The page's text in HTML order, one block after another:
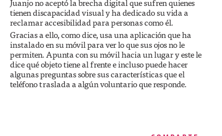
Juanjo no aceptó la brecha digital que sufren quienes
tienen discapacidad visual y ha dedicado su vida a
reclamar accesibilidad para personas como él.
Gracias a ello, como dice, usa una aplicación que ha
instalado en su móvil para ver lo que sus ojos no le
permiten. Apunta con su móvil hacia un lugar y este le
dice qué objeto tiene al frente e incluso puede hacer
algunas preguntas sobre sus características que el
teléfono traslada a algún voluntario que responde.